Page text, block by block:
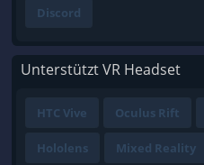
Discord
Unterstützt VR Headset
HTC Vive Oculus Rift
Hololens Mixed Reality